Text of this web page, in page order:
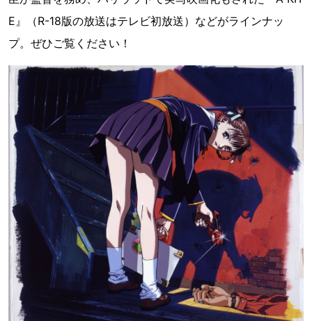
E』（R-18版の放送はテレビ初放送）などがラインナッ
プ。ぜひご覧ください！